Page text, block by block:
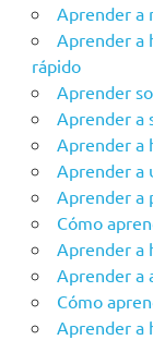
Aprender a
Aprender a
rápido
Aprender
Aprender a
Aprender a
Aprender a
Aprender a
Cómo
Aprender a
Aprender a
Cómo
Aprender a